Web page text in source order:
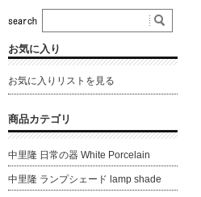
お気に入り
お気に入りリストを見る
商品カテゴリ
中里隆 日常の器 White Porcelain
中里隆 ランプシェード lamp shade